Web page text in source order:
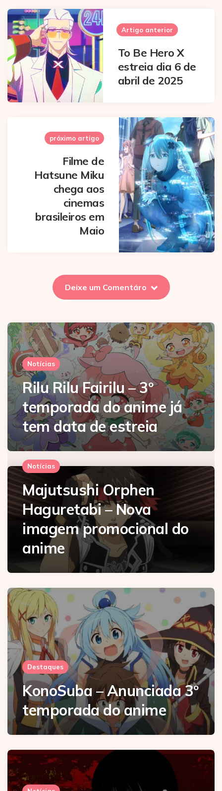
Post
navigation
Artigo anterior
To Be Hero X
estreia dia 6 de
abril de 2025
próximo artigo
Filme de
Hatsune Miku
chega aos
cinemas
brasileiros em
Maio
Deixe um Comentáro
Notícias
Rilu Rilu Fairilu – 3º
temporada do anime já
tem data de estreia
Notícias
Majutsushi Orphen
Haguretabi – Nova
imagem promocional do
anime
Destaques
KonoSuba – Anunciada 3º
temporada do anime